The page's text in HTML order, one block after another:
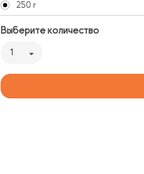
250 г
Выберите количество
1